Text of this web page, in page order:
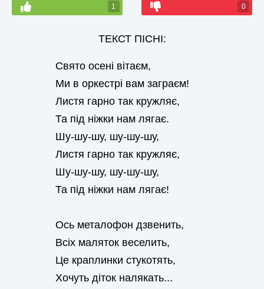
1 0
ТЕКСТ ПІСНІ:
Свято осені вітаєм,
Ми в оркестрі вам заграєм!
Листя гарно так кружляє,
Та під ніжки нам лягає.
Шу-шу-шу, шу-шу-шу,
Листя гарно так кружляє,
Шу-шу-шу, шу-шу-шу,
Та під ніжки нам лягає!
Ось металофон дзвенить,
Всіх маляток веселить,
Це краплинки стукотять,
Хочуть діток налякать...